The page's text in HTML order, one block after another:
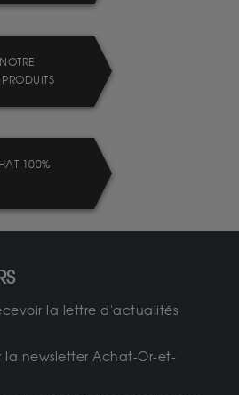
100%
la lettre d'actualités
la newsletter Achat-Or-et-